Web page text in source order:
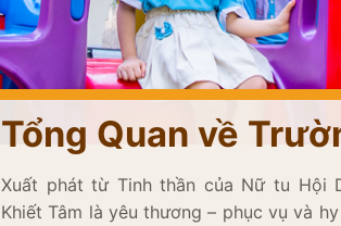
Tổng Quan về
Xuất phát từ Tinh thần của Nữ tu Hội
Khiết Tâm là yêu thương – phục vụ và